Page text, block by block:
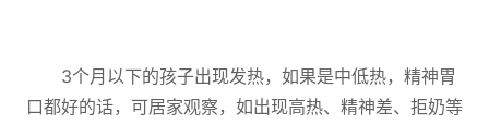
3个月以下的孩子出现发热，如果是中低热，精神胃
口都好的话，可居家观察，如出现高热、精神差、拒奶等